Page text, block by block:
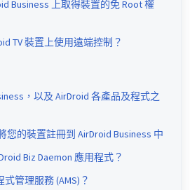
Business 上取得裝置的免 Root 權
TV 裝置上使用遠端控制？
，以及 AirDroid 各產品及程式之
您的裝置註冊到 AirDroid Business 中
Biz Daemon 應用程式？
管理服務 (AMS)？